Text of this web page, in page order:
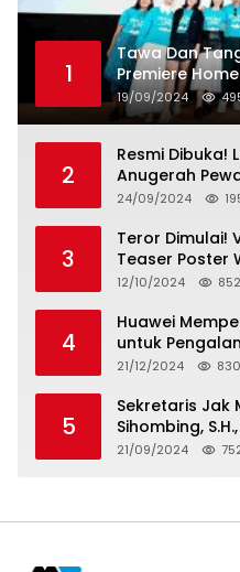
1
Tawa Dan
Premiere
Penonton Lihat
19/09/2024
2
Resmi Dibuka!
Anugerah
Berkarya,
24/09/2024
3
Teror Dimulai!
Teaser Poster
Tayang di
12/10/2024
4
Huawei
untuk
dengan Layar
Standar Baru
Saja
21/12/2024
5
Sekretaris Jak
Sihombing,
DKI Jakarta
21/09/2024